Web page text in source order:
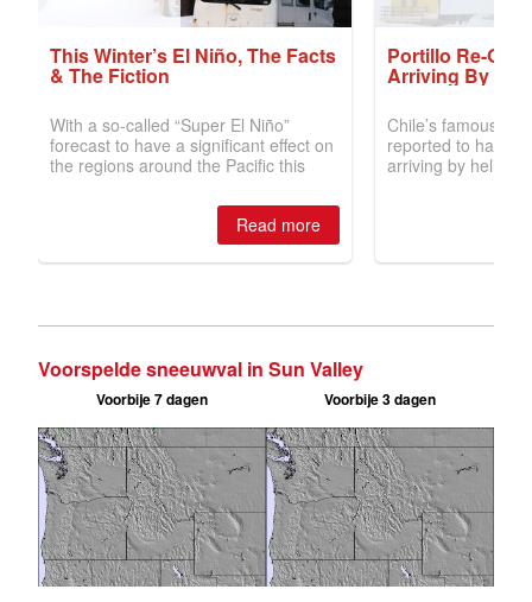
Voorspelde sneeuwval in Sun Valley
Voorbije 7 dagen Voorbije 3 dagen